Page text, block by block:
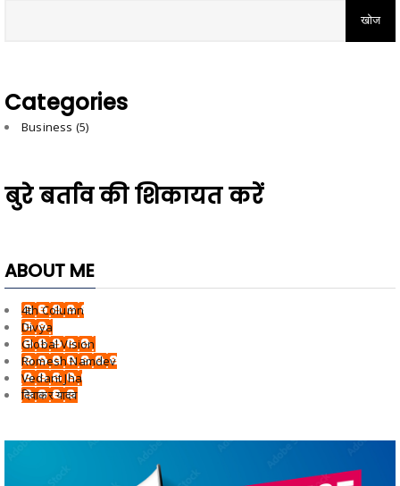
Categories
Business (5)
बुरे बर्ताव की शिकायत करें
ABOUT ME
4th Column
Divya
Global Vision
Romesh Namdev
Vedant Jha
दिवाकर यादव